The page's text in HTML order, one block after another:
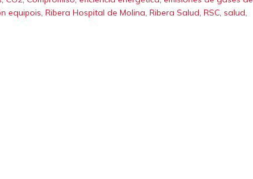
equipois, Ribera Hospital de Molina, Ribera Salud, RSC, salud,